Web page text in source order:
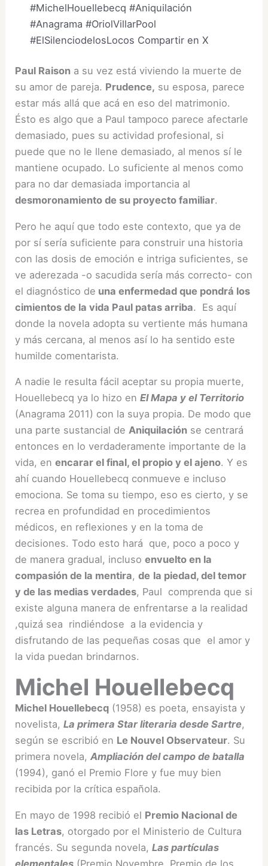
#MichelHouellebecq #Aniquilación
#Anagrama #OriolVillarPool
#ElSilenciodelosLocos Compartir en X
Paul Raison a su vez está viviendo la muerte de
su amor de pareja. Prudence, su esposa, parece
estar más allá que acá en eso del matrimonio.
Ésto es algo que a Paul tampoco parece afectarle
demasiado, pues su actividad profesional, si
puede que no le llene demasiado, al menos sí le
mantiene ocupado. Lo suficiente al menos como
para no dar demasiada importancia al
desmoronamiento de su proyecto familiar.
Pero he aquí que todo este contexto, que ya de
por sí sería suficiente para construir una historia
con las dosis de emoción e intriga suficientes, se
ve aderezada -o sacudida sería más correcto- con
el diagnóstico de una enfermedad que pondrá los
cimientos de la vida Paul patas arriba. Es aquí
donde la novela adopta su vertiente más humana
y más cercana, al menos así lo ha sentido este
humilde comentarista.
A nadie le resulta fácil aceptar su propia muerte,
Houellebecq ya lo hizo enEl Mapa y el Territorio
(Anagrama 2011) con la suya propia. De modo que
una parte sustancial deAniquilación se centrará
entonces en lo verdaderamente importante de la
vida, enencarar el final, el propio y el ajeno. Y es
ahí cuando Houellebecq conmueve e incluso
emociona. Se toma su tiempo, eso es cierto, y se
recrea en profundidad en procedimientos
médicos, en reflexiones y en la toma de
decisiones. Todo esto hará que, poco a poco y
de manera gradual, inclusoenvuelto en la
compasión de la mentira,de la piedad, del temor
y de las medias verdades, Paul comprenda que si
existe alguna manera de enfrentarse a la realidad
,quizá sea rindiéndose a la evidencia y
disfrutando de las pequeñas cosas que el amor y
la vida puedan brindarnos.
Michel Houellebecq
Michel Houellebecq (1958) es poeta, ensayista y
novelista,La primera Star literaria desde Sartre,
según se escribió en Le Nouvel Observateur. Su
primera novela,Ampliación del campo de batalla
(1994), ganó el Premio Flore y fue muy bien
recibida por la crítica española.
En mayo de 1998 recibió el Premio Nacional de
las Letras, otorgado por el Ministerio de Cultura
francés. Su segunda novela,Las partículas
elementales (Premio Novembre, Premio de los